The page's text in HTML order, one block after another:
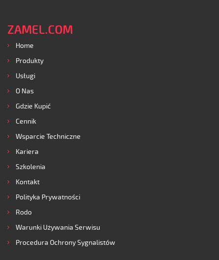
ZAMEL.COM
Home
Produkty
Usługi
O Nas
Gdzie Kupić
Cennik
Wsparcie Techniczne
Kariera
Szkolenia
Kontakt
Polityka Prywatności
Rodo
Warunki Używania Serwisu
Procedura Ochrony Sygnalistów